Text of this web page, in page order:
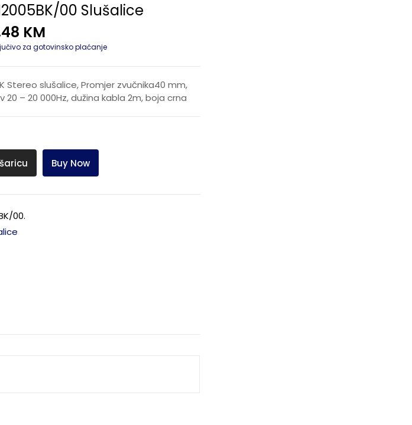
00 Slušalice
KM
za gotovinsko plaćanje
Stereo slušalice, Promjer zvučnika40 mm,
20 – 20 000Hz, dužina kabla 2m, boja crna
Buy Now
00.